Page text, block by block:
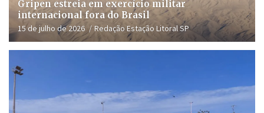
Gripen estreia em exercício militar
internacional fora do Brasil
15 de julho de 2026 Redação Estação Litoral SP